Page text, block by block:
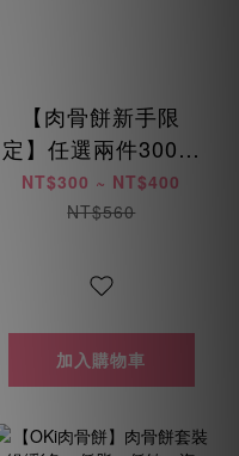
【肉骨餅新手限
定】任選兩件300元
起 (每位會員限購乙
次)
NT$300 ~ NT$400
NT$560
加入購物車